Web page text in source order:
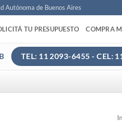
Autónoma de Buenos Aires
TU PRESUPUESTO COMPRA
TEL: 11 2093-6455 - CEL: